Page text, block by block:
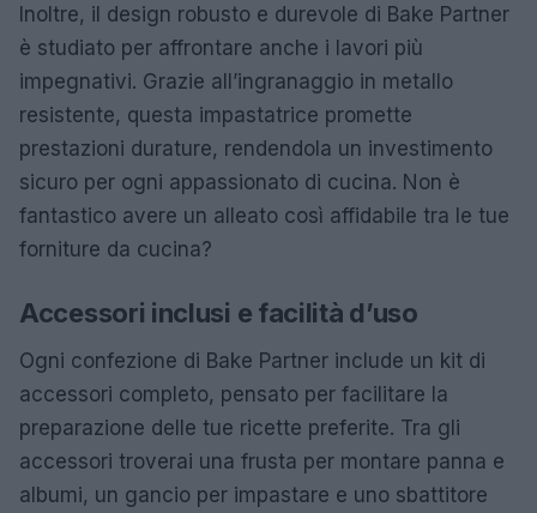
Inoltre, il design robusto e durevole di Bake Partner
è studiato per affrontare anche i lavori più
impegnativi. Grazie all’ingranaggio in metallo
resistente, questa impastatrice promette
prestazioni durature, rendendola un investimento
sicuro per ogni appassionato di cucina. Non è
fantastico avere un alleato così affidabile tra le tue
forniture da cucina?
Accessori inclusi e facilità d’uso
Ogni confezione di Bake Partner include un kit di
accessori completo, pensato per facilitare la
preparazione delle tue ricette preferite. Tra gli
accessori troverai una frusta per montare panna e
albumi, un gancio per impastare e uno sbattitore